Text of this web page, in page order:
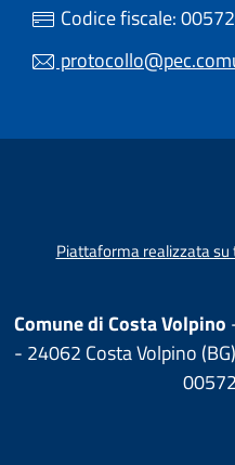
Codice fiscale:
Piattaforma realizzata su
Comune di Costa Volpino
- 24062 Costa Volpino